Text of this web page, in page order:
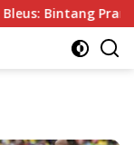
Bintang Prancis